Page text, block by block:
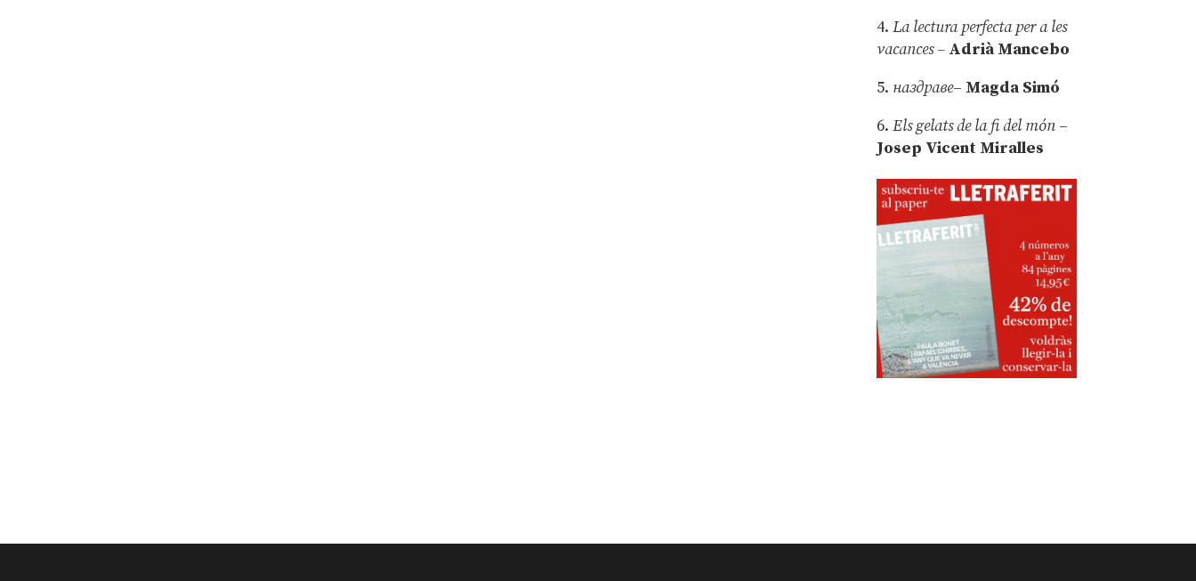
4.La lectura perfecta per a les
vacances – Adrià Mancebo
5. наздраве– Magda Simó
6.Els gelats de la fi del món –
Josep Vicent Miralles